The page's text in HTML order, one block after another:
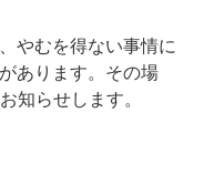
やむを得ない事情に
あります。その場
知らせします。